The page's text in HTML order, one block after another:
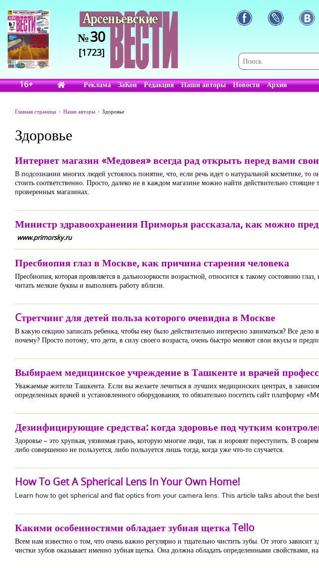
№30
[1723]
16+ Реклама ЗаКон Редакция Наши авторы Новости Архив
Главная страница Наши авторы Здоровье
Здоровье
Интернет магазин «Медовея» всегда рад открыть перед вами
В подсознании многих людей устоялось понятие, что, если речь идет о натуральной косметике,
стоить соответственно. Просто, далеко не в каждом магазине можно найти действительно
проверенных магазинах.
Министр здравоохранения Приморья рассказала, как можно
www.primorsky.ru
Пресбиопия глаз в Москве, как причина старения человека
Пресбиопия, которая проявляется в дальнозоркости возрастной, относится к такому состоянию
читать мелкие буквы и выполнять работу вблизи.
Cтретчинг для детей польза которого очевидна в Москве
В какую секцию записать ребенка, чтобы ему было действительно интересно заниматься? Все
почему? Просто потому, что дети, в силу своего возраста, очень быстро меняют свои вкусы и
Выбираем медицинское учреждение в Ташкенте и врачей
Уважаемые жители Ташкента. Если вы желаете лечиться в лучших медицинских центрах, в
определенных врачей и установленного оборудования, то обязательно посетить сайт платформу
Дезинфицирующие средства: когда здоровье под чутким
Здоровье – это хрупкая, уязвимая грань, которую многие люди, так и норовят переступить. В
либо совершенно не пользуется, либо пользуется лишь тогда, когда уже что-то случается.
How To Get A Spherical Lens In Your Own Home!
Learn how to get spherical and flat optics from your camera lens. This article talks about the
Какими особенностями обладает зубная щетка Tello
Всем нам известно о том, что очень важно регулярно и тщательно чистить зубы. От этого
чистки зубов оказывает именно зубная щетка. Она должна обладать определенными свойствами,